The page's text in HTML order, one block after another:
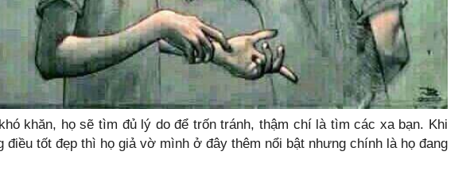
khăn, họ sẽ tìm đủ lý do để trốn tránh, thậm chí là tìm các xa bạn. Khi
điều tốt đẹp thì họ giả vờ mình ở đây thêm nổi bật nhưng chính là họ đang